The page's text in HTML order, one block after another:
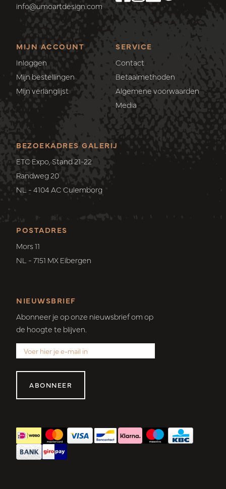
info@umoartdesign.com
MIJN ACCOUNT
Inloggen
Mijn bestellingen
Mijn verlanglijst
SERVICE
Contact
Betaalmethoden
Algemene voorwaarden
Media
POSTADRES
Mors 11
NL - 7151 MX Eibergen
BEZOEKADRES GALERIJ
ETC Expo, Stand 21-22
Randweg 20
NL - 4104 AC Culemborg
NIEUWSBRIEF
Abonneer je op onze nieuwsbrief om op
de hoogte te blijven.
ABONNEER